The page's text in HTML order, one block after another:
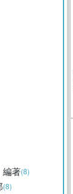
編著(8)
(8)